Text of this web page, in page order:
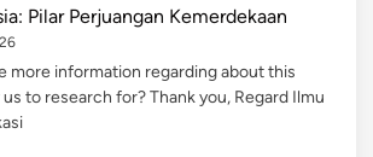
Pilar Perjuangan Kemerdekaan
more information regarding about this
to research for? Thank you, Regard Ilmu